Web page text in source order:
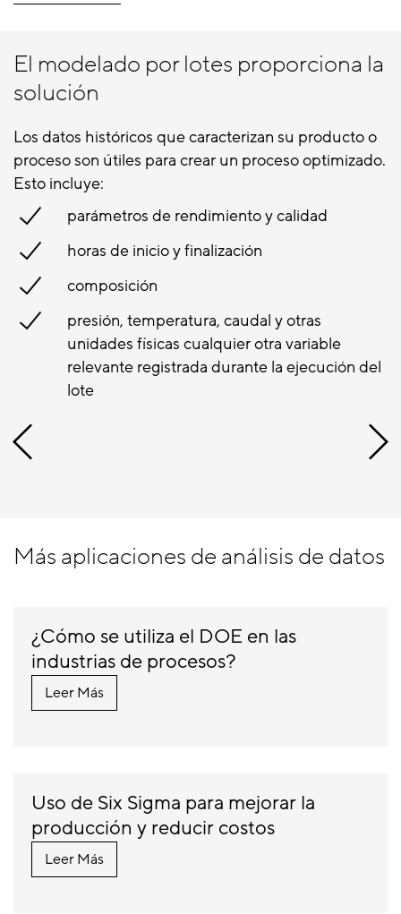
El modelado por lotes proporciona la
solución
Los datos históricos que caracterizan su producto o
proceso son útiles para crear un proceso optimizado.
Esto incluye:
parámetros de rendimiento y calidad
horas de inicio y finalización
composición
presión, temperatura, caudal y otras
unidades físicas cualquier otra variable
relevante registrada durante la ejecución del
lote
Más aplicaciones de análisis de datos
¿Cómo se utiliza el DOE en las
industrias de procesos?
Leer Más
Uso de Six Sigma para mejorar la
producción y reducir costos
Leer Más